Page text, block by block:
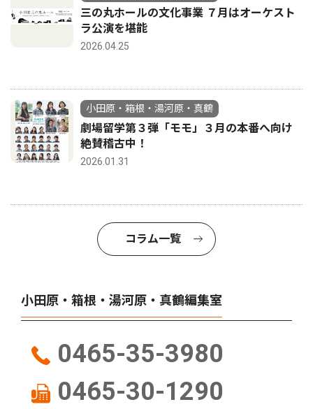
三の丸ホールの文化事業 ７月はオーケスト
ラ公演を堪能
2026.04.25
小田原・箱根・湯河原・真鶴
劇場留学第３弾「モモ」３月の本番へ向け
絶賛稽古中！
2026.01.31
コラム一覧
小田原・箱根・湯河原・真鶴編集室
0465-35-3980
0465-30-1290